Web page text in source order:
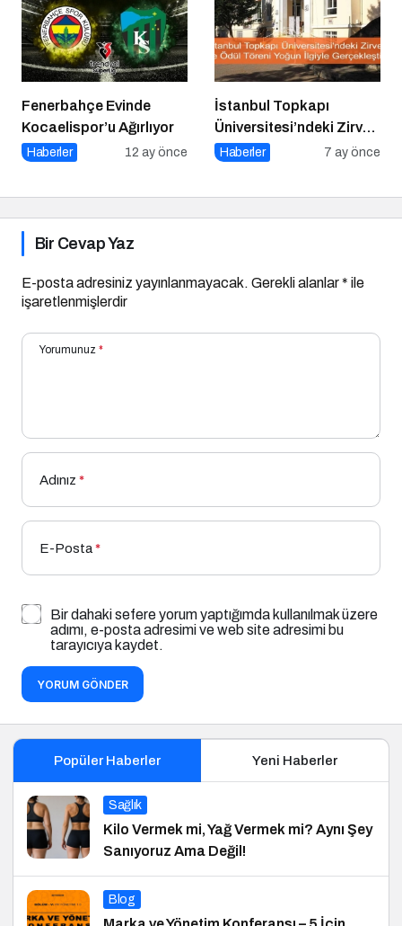
Fenerbahçe Evinde
Kocaelispor’u Ağırlıyor
Haberler 12 ay önce
İstanbul Topkapı
Üniversitesi’ndeki Zirve
ve Ödül Töreni Yoğun
Haberler 7 ay önce
Bir Cevap Yaz
E-posta adresiniz yayınlanmayacak. Gerekli alanlar* ile
işaretlenmişlerdir
Yorumunuz *
Adınız *
E-Posta*
Bir dahaki sefere yorum yaptığımda kullanılmak üzere
adımı, e-posta adresimi ve web site adresimi bu
tarayıcıya kaydet.
YORUM GÖNDER
Popüler Haberler Yeni Haberler
Sağlık
Kilo Vermek mi, Yağ Vermek mi? Aynı Şey
Sanıyoruz Ama Değil!
Blog